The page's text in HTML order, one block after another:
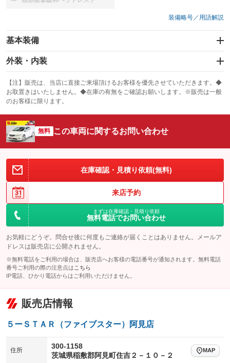
：装備なし
装備略号／用語解説
基本装備
エアバッグ：運転席/助手席
：装備あり
：装備なし
サンルーフ
：装備なし ABS
エアコン
：装備あり Wエアコン
：装備なし
リフトアップ
：装備なし パワーステアリング
：装備あり
ダウンヒルアシストコントロール
パワーウィンドウ
：装備あり 盗難防止システム
：装備あり
：装備なし ：装備なし
USB入力端子
：装備なし Bluetooth接続
：装備なし
100V電源
：装備なし クリーンディーゼル
：装備なし
センターデフロック
：装備なし
レンタカーアップ
：装備なし 展示・試乗車
：装備なし
電動格納ミラー
：装備あり
外装・内装
カーナビ
：装備なし
TV
：装備なし
オーディオ：CDまたはCDチェンジャー
ビジュアル
：装備なし
革シート
：装備なし ハーフレザーシート
：装備なし
キーレス
：装備あり ：装備なし
HID(キセノンライト)
：装備あり ポータブルナビ
：装備なし
バックカメラ
：装備なし ETC
：装備あり
エアロ
：装備なし スマートキー
ローダウン
：装備なし ランフラットタイヤ
：装備なし
パワーシート
：装備なし 3列シート
：装備なし
：装備なし
電動格納サードシート
ウォークスルー
：装備なし ：装備なし
【注】販売は、当店に直接ご来場頂けるお客様を優先させていただきます。◆
お取置きはいたしません。◆在庫の有無をご確認お願いします。※販売は一般
のお客様に限ります。
無料 この車両に関するお問い合わせ
在庫確認・見積り依頼(無料)
来店予約
まずは在庫確認・見積り依頼
無料電話でお問い合わせ
お気軽にどうぞ。問合せ後に何度もご連絡が届くことはありません。メールア
ドレスは販売店に公開されません。
※無料電話をご利用の場合は、販売店へお客様の電話番号が通知されます。無料電話
番号ご利用の際の注意点は こちら
IP電話、ひかり電話からはご利用いただけません。
販売店情報
５ーＳＴＡＲ（ファイブスター）阿見店
住所
300-1158
茨城県稲敷郡阿見町住吉２－１０－２
MAP